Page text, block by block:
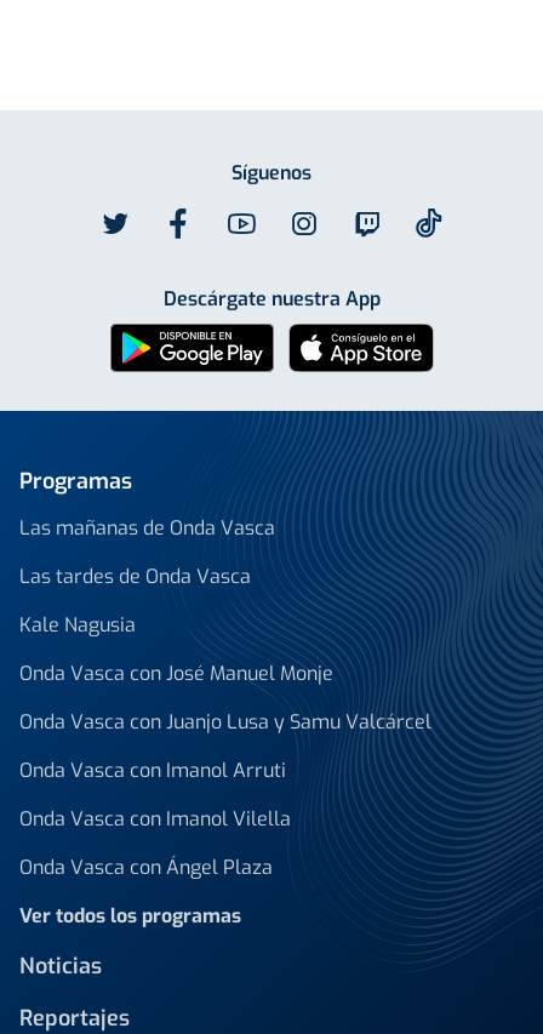
Síguenos
Descárgate nuestra App
Programas
Las mañanas de Onda Vasca
Las tardes de Onda Vasca
Kale Nagusia
Onda Vasca con José Manuel Monje
Onda Vasca con Juanjo Lusa y Samu Valcárcel
Onda Vasca con Imanol Arruti
Onda Vasca con Imanol Vilella
Onda Vasca con Ángel Plaza
Ver todos los programas
Noticias
Reportajes